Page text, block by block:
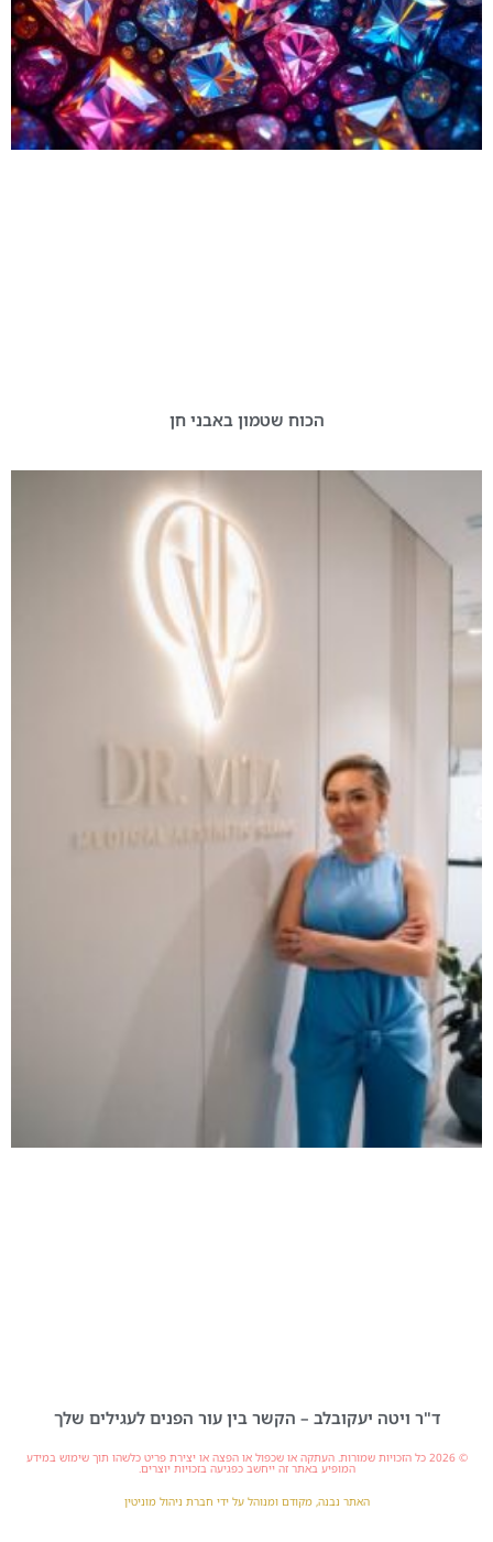
הכוח שטמון באבני חן
ד"ר ויטה יעקובלב – הקשר בין עור הפנים לעגילים שלך
© 2026 כל הזכויות שמורות. העתקה או שכפול או הפצה או יצירת פריט כלשהו תוך שימוש במידע
המופיע באתר זה ייחשב כפגיעה בזכויות יוצרים.
האתר נבנה, מקודם ומנוהל על ידי חברת ניהול מוניטין